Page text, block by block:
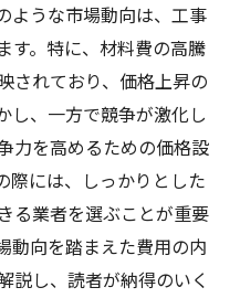
ような市場動向は、工事
す。特に、材料費の高騰
されており、価格上昇の
し、一方で競争が激化し
力を高めるための価格設
際には、しっかりとした
る業者を選ぶことが重要
動向を踏まえた費用の内
説し、読者が納得のいく